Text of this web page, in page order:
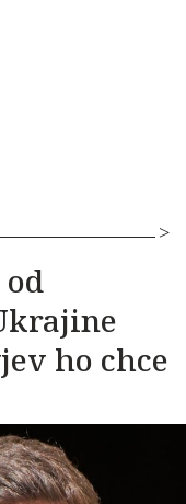
ho chce